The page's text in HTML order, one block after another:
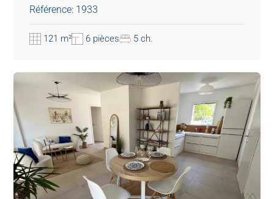
Référence: 1933
121 m² 6 pièces 5 ch.